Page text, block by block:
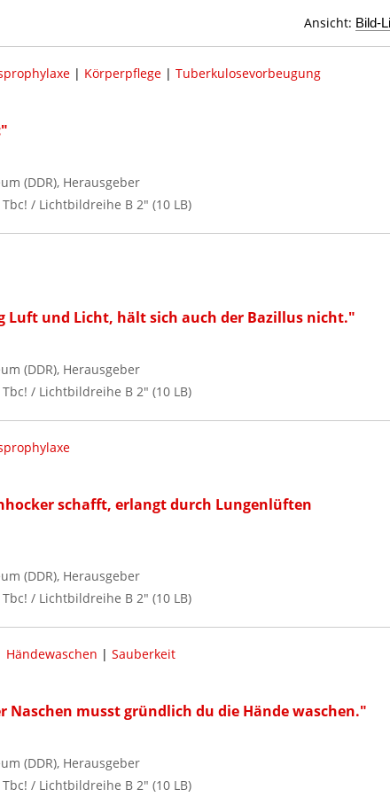
Ansicht:
| Körperpflege| Tuberkulosevorbeugung
(DDR), Herausgeber
/ Lichtbildreihe B 2" (10 LB)
Luft und Licht, hält sich auch der Bazillus nicht."
(DDR), Herausgeber
/ Lichtbildreihe B 2" (10 LB)
schafft, erlangt durch Lungenlüften
(DDR), Herausgeber
/ Lichtbildreihe B 2" (10 LB)
Händewaschen | Sauberkeit
Naschen musst gründlich du die Hände waschen."
(DDR), Herausgeber
/ Lichtbildreihe B 2" (10 LB)